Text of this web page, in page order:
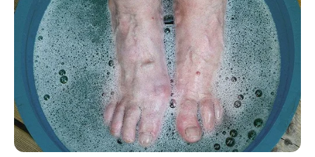
A dublagem consiste em unir feltro com feltro
com uma camada de termocolante. Todo o
processo é feito com o ferro de passar. Esse
tratamento deixa o feltro mais firme e resistente
para ser usado em diversos tipos de trabalhos.
9. Cole as mãos e os punhos em um dos rolinhos